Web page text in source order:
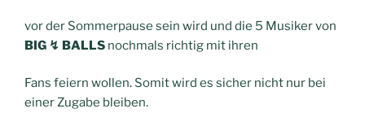
vor der Sommerpause sein wird und die 5 Musiker von
BIG ↯ BALLS nochmals richtig mit ihren
Fans feiern wollen. Somit wird es sicher nicht nur bei
einer Zugabe bleiben.